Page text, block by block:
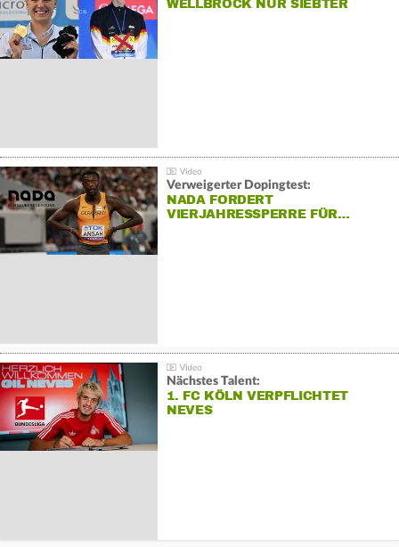
WELLBROCK NUR SIEBTER
Verweigerter Dopingtest:
NADA FORDERT
VIERJAHRESSPERRE FÜR…
Nächstes Talent:
1. FC KÖLN VERPFLICHTET
NEVES